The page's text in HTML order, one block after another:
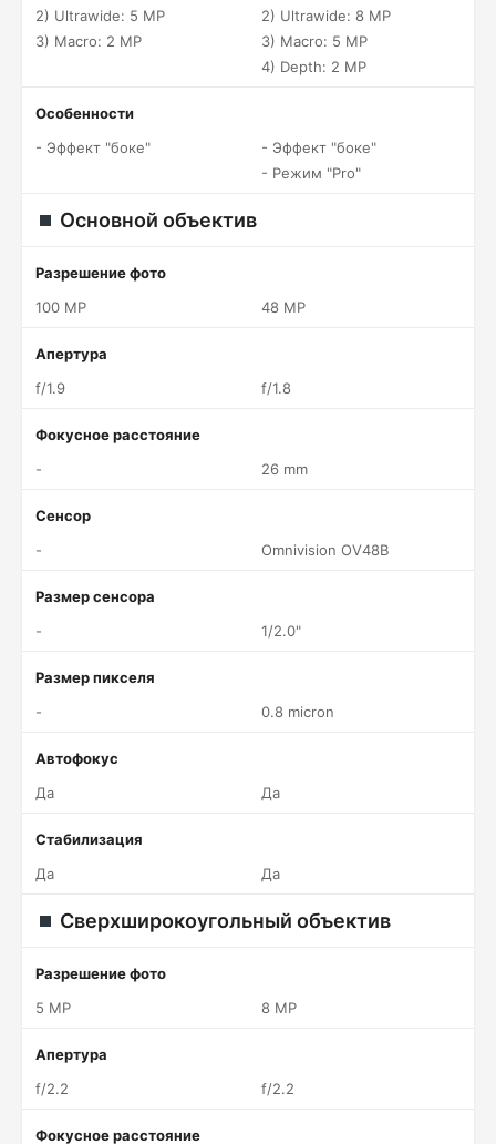
2) Ultrawide: 5 MP
3) Macro: 2 MP
2) Ultrawide: 8 MP
3) Macro: 5 MP
4) Depth: 2 MP
Особенности
- Эффект "боке"
- Эффект "боке"
- Режим "Pro"
Основной объектив
Разрешение фото
100 MP
48 MP
Апертура
f/1.9
f/1.8
Фокусное расстояние
-
26 mm
Сенсор
-
Omnivision OV48B
Размер сенсора
-
1/2.0"
Размер пикселя
-
0.8 micron
Автофокус
Да
Да
Стабилизация
Да
Да
Сверхширокоугольный объектив
Разрешение фото
5 MP
8 MP
Апертура
f/2.2
f/2.2
Фокусное расстояние